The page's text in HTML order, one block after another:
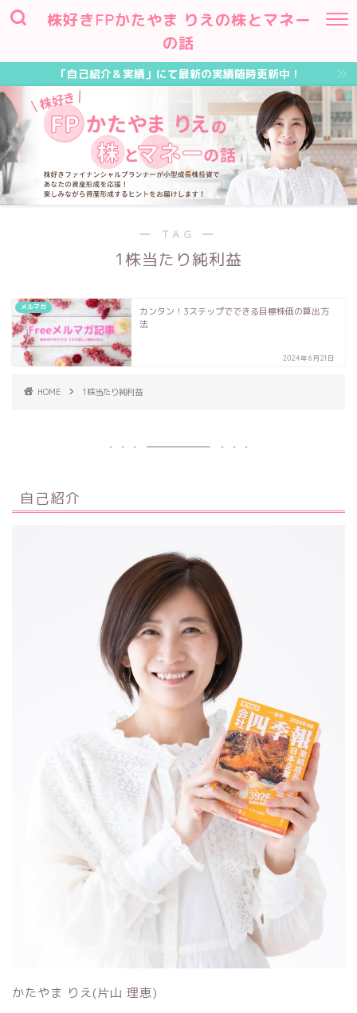
株好きFPかたやま りえの株とマネー
の話
「自己紹介＆実績」にて最新の実績随時更新中！
― TAG ―
1株当たり純利益
メルマガ
カンタン！3ステップでできる目標株価の算出方
法
2024年6月21日
HOME 1株当たり純利益
自己紹介
かたやま りえ(片山 理恵)